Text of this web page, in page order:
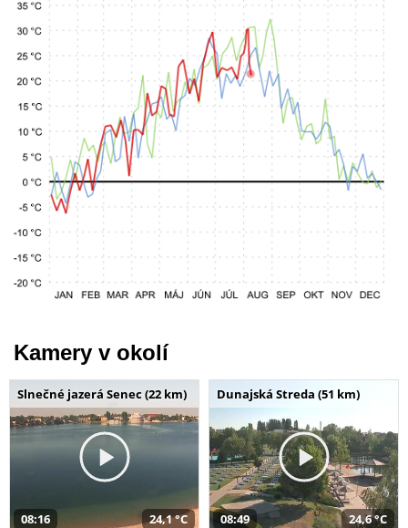
Kamery v okolí
Slnečné jazerá Senec (22 km)
08:16 24,1 °C
Dunajská Streda (51 km)
08:49 24,6 °C